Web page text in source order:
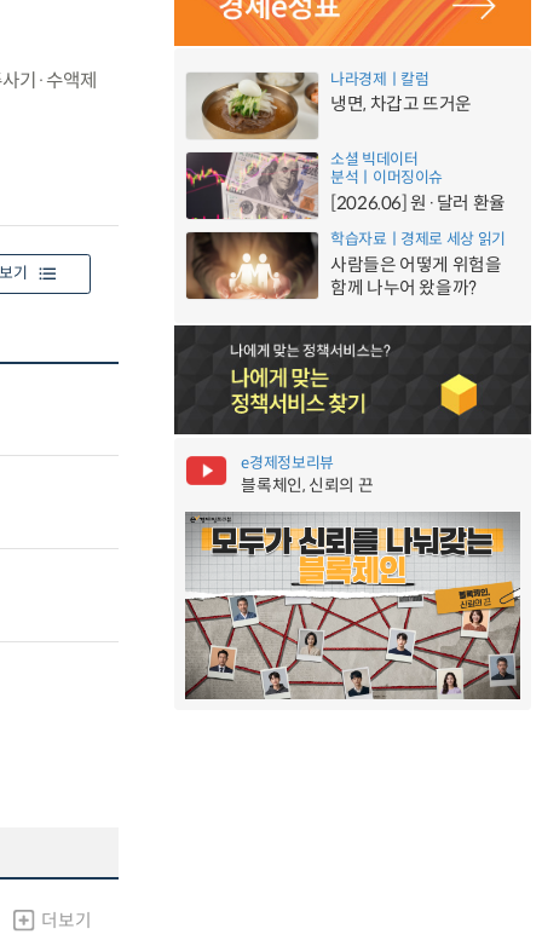
기·수액제
기
더보기
나라경제ㅣ칼럼
냉면, 차갑고 뜨거운
소셜 빅데이터
분석ㅣ이머징이슈
[2026.06] 원·달러 환율
학습자료ㅣ경제로 세상 읽기
사람들은 어떻게 위험을
함께 나누어 왔을까?
e경제정보리뷰
블록체인, 신뢰의 끈